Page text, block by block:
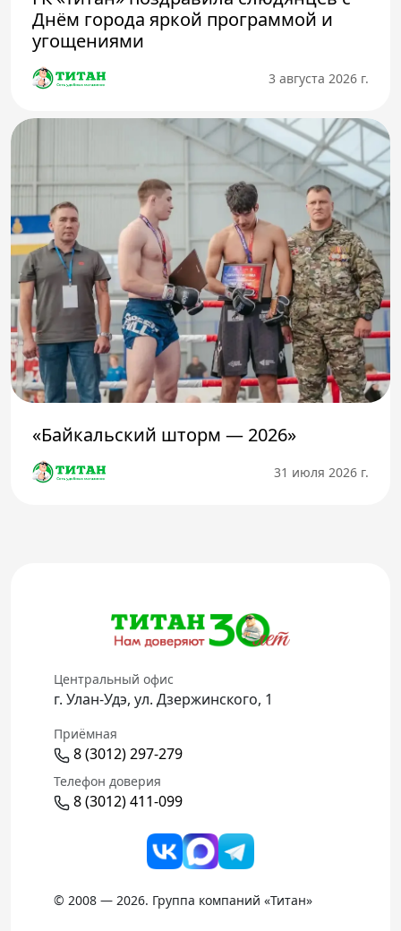
Днём города яркой программой и
угощениями
3 августа 2026 г.
«Байкальский шторм — 2026»
31 июля 2026 г.
Центральный офис
г. Улан-Удэ, ул. Дзержинского, 1
Приёмная
8 (3012) 297-279
Телефон доверия
8 (3012) 411-099
© 2008 — 2026. Группа компаний «Титан»